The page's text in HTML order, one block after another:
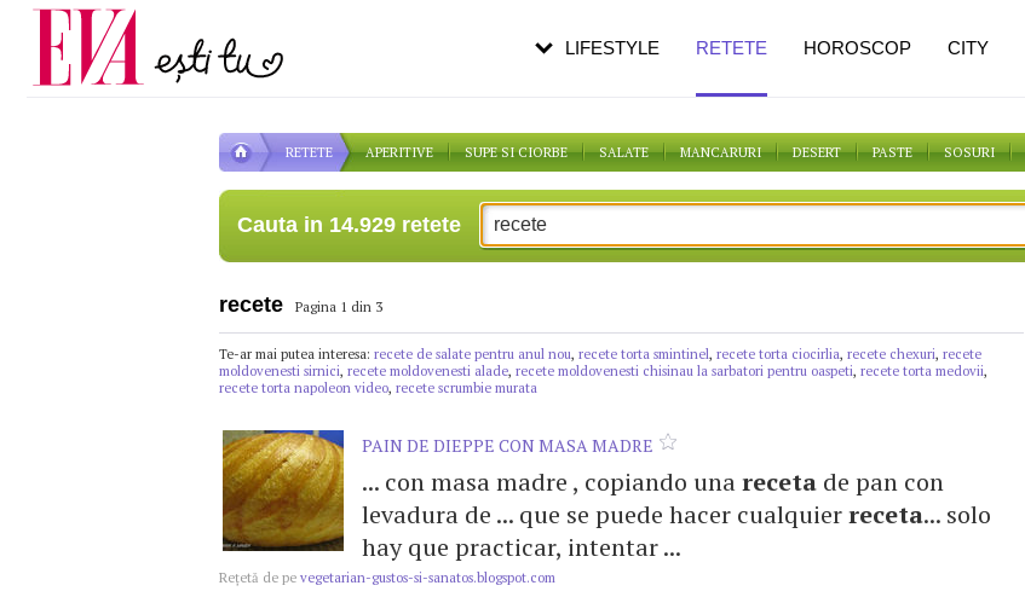
RETETE APERITIVE SUPE SI CIORBE SALATE MANCARURI DESERT PASTE SOSURI
Cauta in 14.929 retete
recete Pagina 1 din 3
Te-ar mai putea interesa: recete de salate pentru anul nou, recete torta smintinel, recete torta ciocirlia, recete chexuri, recete
moldovenesti sirnici, recete moldovenesti alade, recete moldovenesti chisinau la sarbatori pentru oaspeti, recete torta medovii,
recete torta napoleon video, recete scrumbie murata
PAIN DE DIEPPE CON MASA MADRE
... con masa madre , copiando unareceta de pan con
levadura de ... que se puede hacer cualquierreceta... solo
hay que practicar, intentar ...
Reţetă de pe vegetarian-gustos-si-sanatos.blogspot.com
LIFESTYLE RETETE HOROSCOP CITY
Carieră
Actualitate